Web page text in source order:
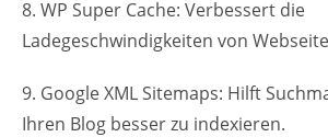
8. WP Super Cache: Verbessert die
Ladegeschwindigkeiten von
9. Google XML Sitemaps: Hilft
Ihren Blog besser zu indexieren.